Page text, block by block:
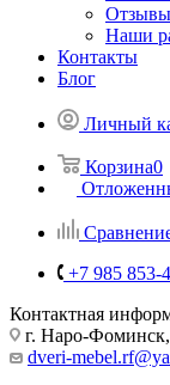
Отзывы
Наши
Контакты
Блог
Личный
Корзина0
+7 985 853-
Контактная
г. Наро-
dveri-